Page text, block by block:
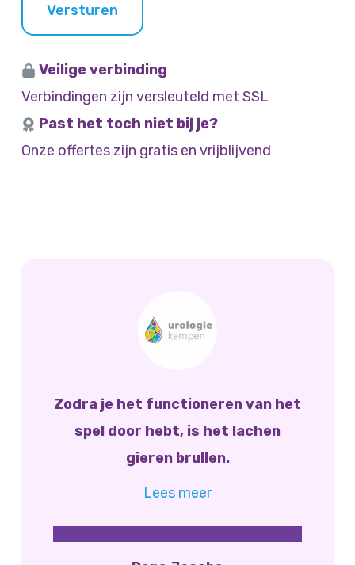
Versturen
Veilige verbinding
Verbindingen zijn versleuteld met SSL
Past het toch niet bij je?
Onze offertes zijn gratis en vrijblijvend
Zodra je het functioneren van het
spel door hebt, is het lachen
gieren brullen.